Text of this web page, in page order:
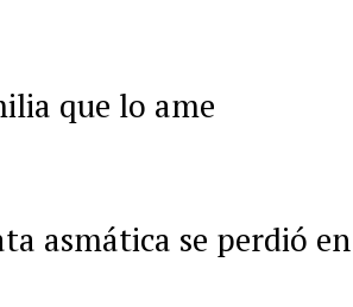
que lo ame
asmática se perdió